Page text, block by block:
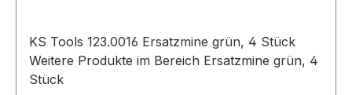
KS Tools 123.0016 Ersatzmine grün, 4 Stück
Weitere Produkte im Bereich Ersatzmine grün, 4
Stück